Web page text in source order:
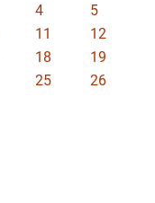
4
5
11
12
18
19
25
26